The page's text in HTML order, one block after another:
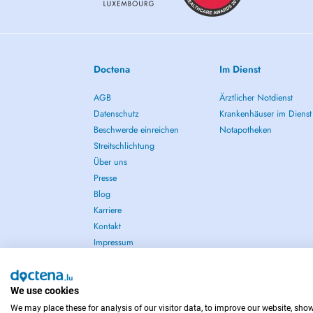
- Postural & functional assessment
Areas of Expertise
- Functional rehabilitation
- Respiratory & neurological physiotherapy
- Joint pain management
Available Equipment
- Electrotherapy
- Shockwave therapy
- Kinesio taping / K-tape
- Sports strapping
- Massage gun
- Therapeutic cupping
- Treadmill
- Orthokinesiology, Kinepody & Orthopaedic Posturology
Doctena
AGB
Datenschutz
Beschwerde einreichen
Streitschlichtung
Über uns
Presse
Blog
Karriere
Kontakt
Impressum
Im Dienst
Ärztlicher Notdienst
Krankenhäuser im Dienst
Notapotheken
We use cookies
We may place these for analysis of our visitor data, to improve our website,